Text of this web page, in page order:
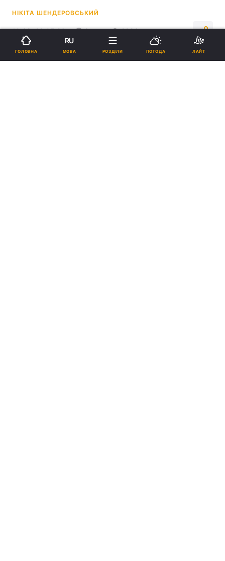
НІКІТА ШЕНДЕРОВСЬКИЙ
10:38, 20.05.26 3 хв. 2996
Підпишіться на нас в Google
ГОЛОВНА
RU
МОВА РОЗДІЛИ ПОГОДА ЛАЙТ